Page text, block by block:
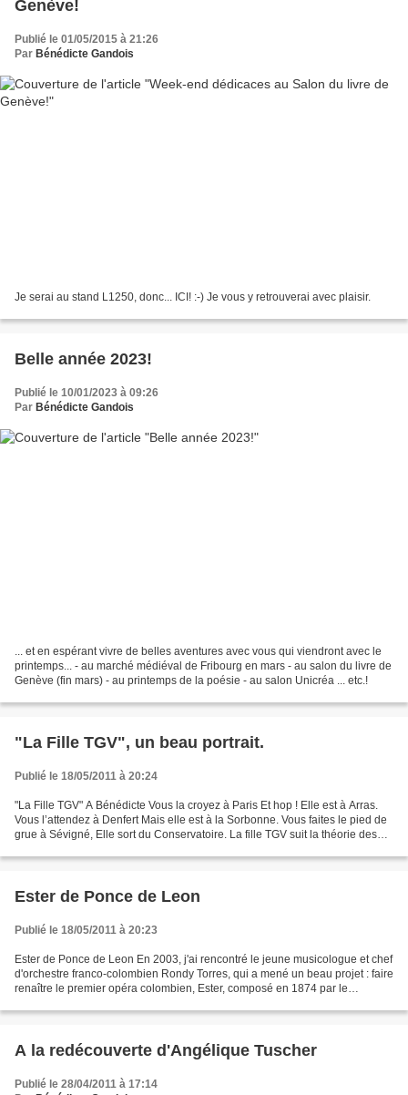
Genève!
Publié le 01/05/2015 à 21:26
Par Bénédicte Gandois
Je serai au stand L1250, donc... ICI! :-) Je vous y retrouverai avec plaisir.
Belle année 2023!
Publié le 10/01/2023 à 09:26
Par Bénédicte Gandois
... et en espérant vivre de belles aventures avec vous qui viendront avec le
printemps... - au marché médiéval de Fribourg en mars - au salon du livre de
Genève (fin mars) - au printemps de la poésie - au salon Unicréa ... etc.!
"La Fille TGV", un beau portrait.
Publié le 18/05/2011 à 20:24
"La Fille TGV" A Bénédicte Vous la croyez à Paris Et hop ! Elle est à Arras.
Vous l’attendez à Denfert Mais elle est à la Sorbonne. Vous faites le pied de
grue à Sévigné, Elle sort du Conservatoire. La fille TGV suit la théorie des
Ester de Ponce de Leon
Publié le 18/05/2011 à 20:23
Ester de Ponce de Leon En 2003, j'ai rencontré le jeune musicologue et chef
d'orchestre franco-colombien Rondy Torres, qui a mené un beau projet : faire
renaître le premier opéra colombien, Ester, composé en 1874 par le
A la redécouverte d'Angélique Tuscher
Publié le 28/04/2011 à 17:14